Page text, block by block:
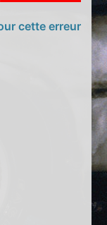
cette erreur